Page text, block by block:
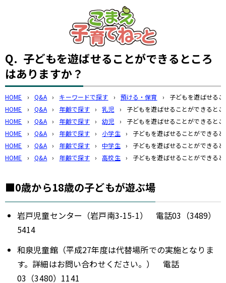
このページの本文へ
Q. 子どもを遊ばせることができるところ
はありますか？
HOME › Q&A › キーワードで探す › 預ける・保育 ›
子どもを遊ばせる
HOME
› Q&A › 年齢で探す › 乳児 ›
子どもを遊ばせることができると
HOME
› Q&A › 年齢で探す › 幼児 ›
子どもを遊ばせることができると
HOME
› Q&A › 年齢で探す › 小学生 ›
子どもを遊ばせることができる
HOME
› Q&A › 年齢で探す › 中学生 ›
子どもを遊ばせることができる
HOME
› Q&A › 年齢で探す › 高校生 › 子どもを遊ばせることができる
■0歳から18歳の子どもが遊ぶ場
岩戸児童センター（岩戸南3-15-1） 電話03（3489）
5414
和泉児童館（平成27年度は代替場所での実施となりま
す。詳細はお問い合わせください。） 電話
03（3480）1141